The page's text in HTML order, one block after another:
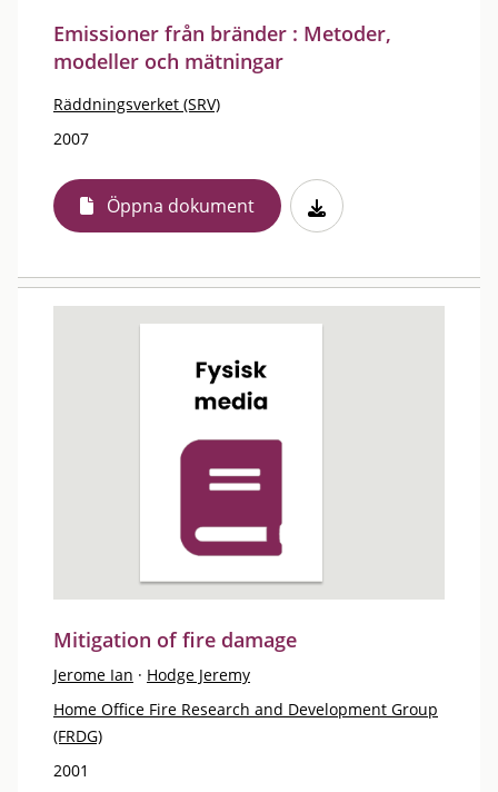
Emissioner från bränder : Metoder,
modeller och mätningar
Räddningsverket (SRV)
2007
Öppna dokument
Mitigation of fire damage
Jerome Ian · Hodge Jeremy
Home Office Fire Research and Development Group
(FRDG)
2001